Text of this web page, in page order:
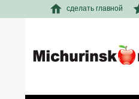
сделать главной